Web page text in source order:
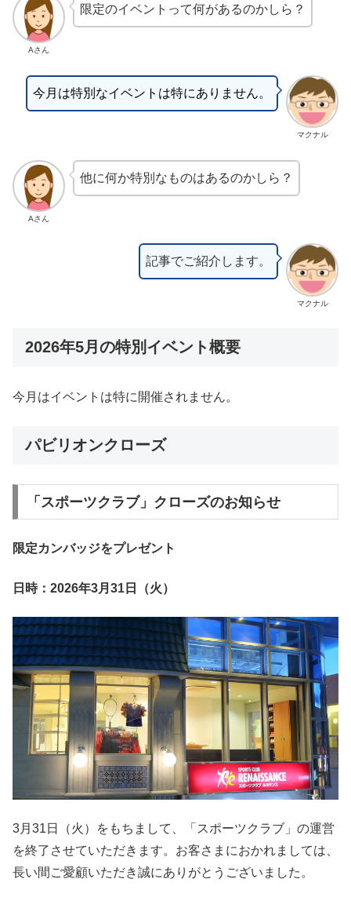
Aさん
限定のイベントって何があるのかしら？
マクナル
今月は特別なイベントは特にありません。
Aさん
他に何か特別なものはあるのかしら？
マクナル
記事でご紹介します。
2026年5月の特別イベント概要
今月はイベントは特に開催されません。
パビリオンクローズ
「スポーツクラブ」クローズのお知らせ
限定カンバッジをプレゼント
日時：2026年3月31日（火）
3月31日（火）をもちまして、「スポーツクラブ」の運営
を終了させていただきます。お客さまにおかれましては、
長い間ご愛顧いただき誠にありがとうございました。